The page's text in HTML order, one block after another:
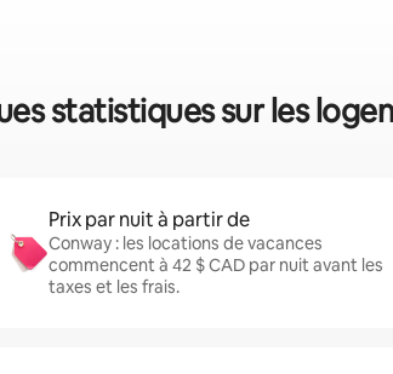
statistiques sur les
Prix par nuit à partir de
Conway : les locations de vacances
commencent à 42 $ CAD par nuit avant les
taxes et les frais.